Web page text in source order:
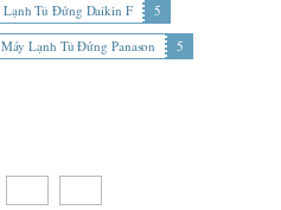
Tủ Đứng Daikin F
5
Máy Lạnh Tủ Đứng Panason 5